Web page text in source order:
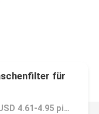
für
Preis：USD 4.61-4.95 piece